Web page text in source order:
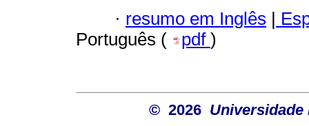
· resumo em Inglês |
Português (
pdf )
© 2026 Universidade